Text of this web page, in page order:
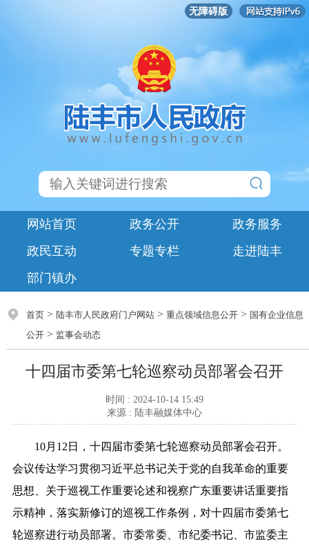
无障碍版
网站首页 政务公开
政务服务
政民互动
专题专栏
走进陆丰
部门镇办
首页> 陆丰市人民政府门户网站> 重点领域信息公开> 国有企业信息
公开> 监事会动态
十四届市委第七轮巡察动员部署会召开
时间 : 2024-10-14 15:49
来源 : 陆丰融媒体中心
10月12日，十四届市委第七轮巡察动员部署会召开。
会议传达学习贯彻习近平总书记关于党的自我革命的重要
思想、关于巡视工作重要论述和视察广东重要讲话重要指
示精神，落实新修订的巡视工作条例，对十四届市委第七
轮巡察进行动员部署。市委常委、市纪委书记、市监委主